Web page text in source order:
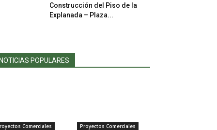
Construcción del Piso de la
Explanada – Plaza...
NOTICIAS POPULARES
Comerciales Proyectos Comerciales